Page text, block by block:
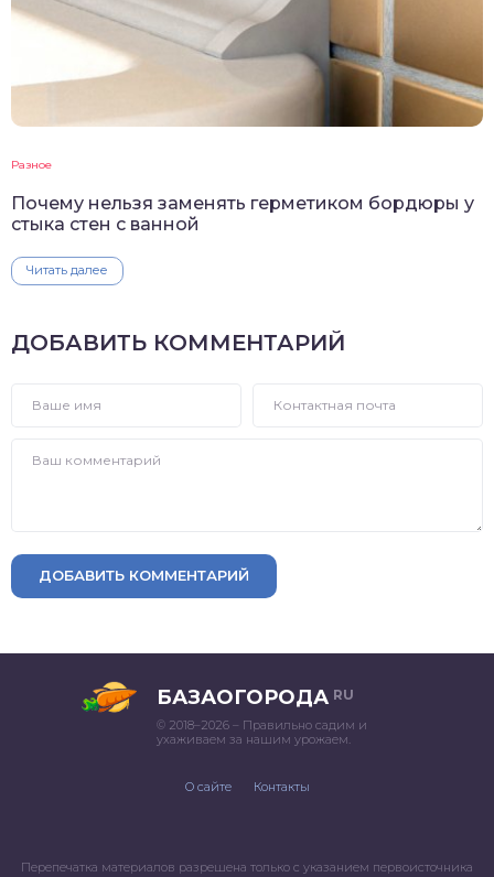
Разное
Почему нельзя заменять герметиком бордюры у
стыка стен с ванной
Читать далее
ДОБАВИТЬ КОММЕНТАРИЙ
ДОБАВИТЬ КОММЕНТАРИЙ
БАЗАОГОРОДА RU
© 2018–2026 – Правильно садим и
ухаживаем за нашим урожаем.
О сайте Контакты
Перепечатка материалов разрешена только с указанием первоисточника